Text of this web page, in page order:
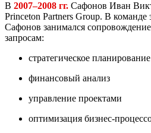
В 2007–2008 гг. Сафонов Иван
Princeton Partners Group. В
Сафонов занимался
запросам:
стратегическое планирование
финансовый анализ
управление проектами
оптимизация бизнес-